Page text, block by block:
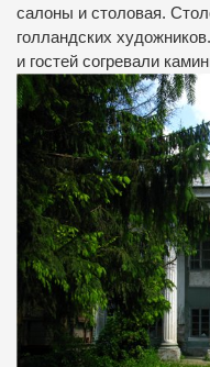
салоны и столовая.
голландских
и гостей согревали